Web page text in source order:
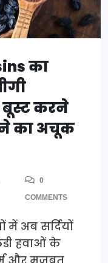
का
बूस्ट करने
का अचूक
0
COMMENTS
में अब सर्दियों
हवाओं के